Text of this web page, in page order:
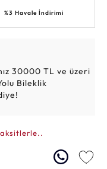
%3 Havale İndirimi
30000 TL ve üzeri
Bileklik